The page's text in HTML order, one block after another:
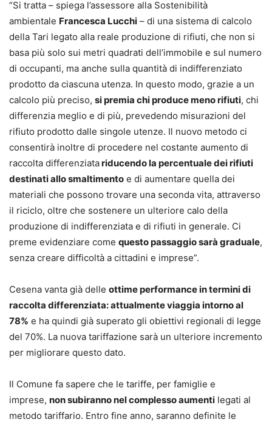
“Si tratta – spiega l’assessore alla Sostenibilità
ambientale Francesca Lucchi – di una sistema di calcolo
della Tari legato alla reale produzione di rifiuti, che non si
basa più solo sui metri quadrati dell’immobile e sul numero
di occupanti, ma anche sulla quantità di indifferenziato
prodotto da ciascuna utenza. In questo modo, grazie a un
calcolo più preciso, si premia chi produce meno rifiuti, chi
differenzia meglio e di più, prevedendo misurazioni del
rifiuto prodotto dalle singole utenze. Il nuovo metodo ci
consentirà inoltre di procedere nel costante aumento di
raccolta differenziatariducendo la percentuale dei rifiuti
destinati allo smaltimento e di aumentare quella dei
materiali che possono trovare una seconda vita, attraverso
il riciclo, oltre che sostenere un ulteriore calo della
produzione di indifferenziata e di rifiuti in generale. Ci
preme evidenziare come questo passaggio sarà graduale,
senza creare difficoltà a cittadini e imprese”.
Cesena vanta già delle ottime performance in termini di
raccolta differenziata: attualmente viaggia intorno al
78% e ha quindi già superato gli obiettivi regionali di legge
del 70%. La nuova tariffazione sarà un ulteriore incremento
per migliorare questo dato.
Il Comune fa sapere che le tariffe, per famiglie e
imprese, non subiranno nel complesso aumenti legati al
metodo tariffario. Entro fine anno, saranno definite le